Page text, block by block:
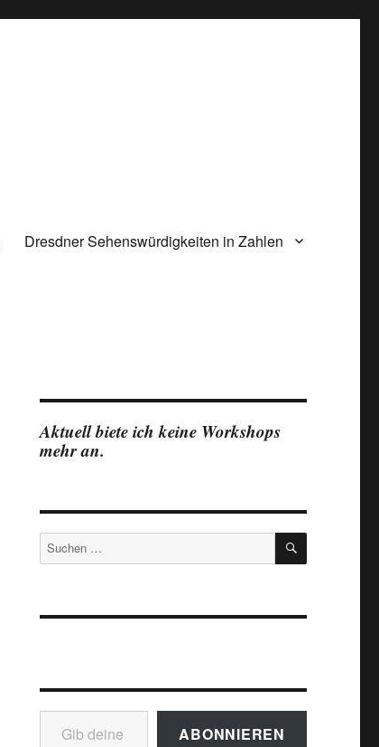
Dresdner Sehenswürdigkeiten in Zahlen
Aktuell biete ich keine Workshops
mehr an.
Suchen
nach:
SUCHEN
Gib deine E-Mail-Adresse ein ...
ABONNIEREN